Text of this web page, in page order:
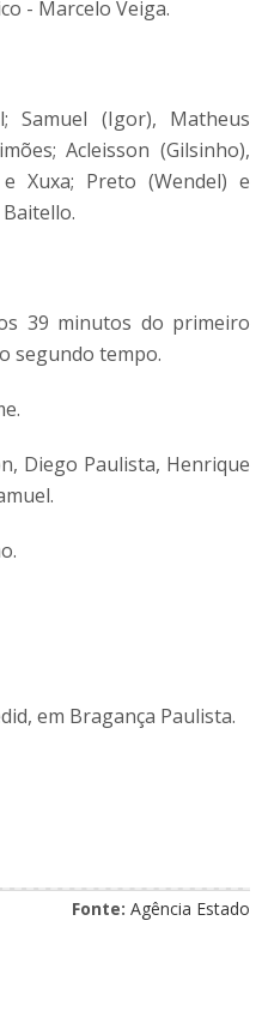
- Marcelo Veiga.
Samuel (Igor), Matheus
Acleisson (Gilsinho),
Xuxa; Preto (Wendel) e
39 minutos do primeiro
segundo tempo.
Diego Paulista, Henrique
em Bragança Paulista.
Fonte: Agência Estado